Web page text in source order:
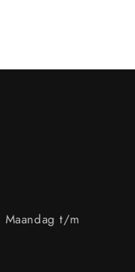
Maandag t/m